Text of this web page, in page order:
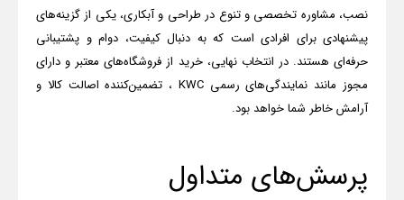
نصب، مشاوره تخصصی و تنوع در طراحی و آبکاری، یکی از گزینه‌های
پیشنهادی برای افرادی است که به دنبال کیفیت، دوام و پشتیبانی
حرفه‌ای هستند. در انتخاب نهایی، خرید از فروشگاه‌های معتبر و دارای
مجوز مانند نمایندگی‌های رسمیKWC ، تضمین‌کننده اصالت کالا و
آرامش خاطر شما خواهد بود.
پرسش‌های متداول